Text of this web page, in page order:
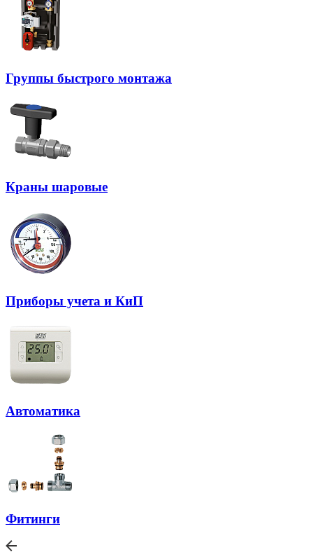
Группы быстрого монтажа
Краны шаровые
Приборы учета и КиП
Автоматика
Фитинги